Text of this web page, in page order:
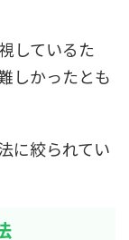
しているた
しかったとも
に絞られてい